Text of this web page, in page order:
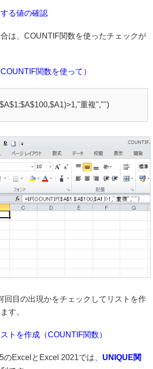
る値の確認
は、COUNTIF関数を使ったチェックが
関数を使って）
重複","")
回目の出現かをチェックしてリストを作
す。
トを作成（COUNTIF関数）
のExcelとExcel 2021では、 UNIQUE関